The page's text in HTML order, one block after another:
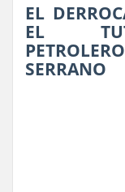
EL
EL
SERRANO